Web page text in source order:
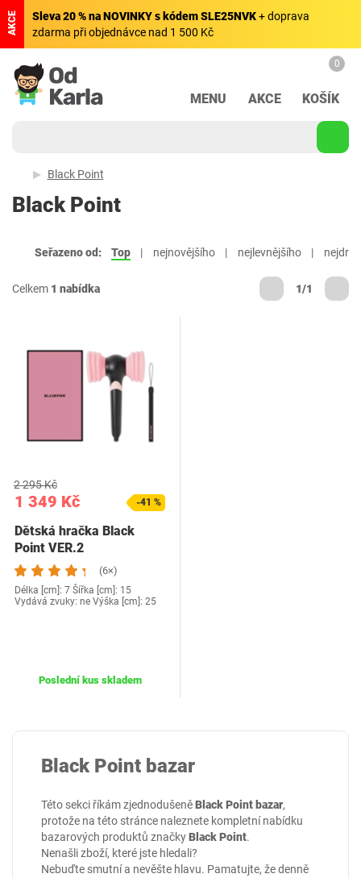
AKCE Sleva 20 % na NOVINKY s kódem SLE25NVK+ doprava
zdarma při objednávce nad 1 500 Kč
MENU AKCE
0
KOŠÍK
Black Point
Black Point
Seřazeno od: Top nejnovějšího nejlevnějšího
Celkem 1 nabídka 1/1
1 349 Kč
2 295 Kč
-41 %
Dětská hračka Black
Point VER.2
(6×)
Délka [cm]: 7 Šířka [cm]: 15
Vydává zvuky: ne Výška [cm]: 25
Poslední kus skladem
Black Point bazar
Této sekci říkám zjednodušeněBlack Point bazar,
protože na této stránce naleznete kompletní nabídku
bazarových produktů značkyBlack Point.
Nenašli zboží, které jste hledali?
Nebuďte smutní a nevěšte hlavu. Pamatujte, že denně